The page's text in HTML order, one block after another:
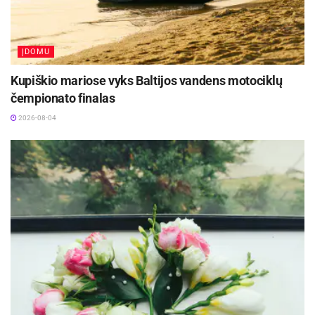
Aktualios naujienos
Festivalį „ConTempo“ Kaune uždarys sudėtingas
pasirodymas aštuonių metrų aukštyje ir piknikas
Santakoje
Lietuvos kino legenda režisierius Algimantas
Puipa ir kino režisierė Janina Lapinskaitė dar šią
vasarą svečiuosis Zarasuose
2026-08-04
Kartu su Google reklama
Jeigu norite, kad Jūsų reklama būtų efektyvi ne
tik ilgą laiko tarpą, tačiau taip pat padėtų
pamatyti realius rezultatus dabar – tokiu atveju
ĮDOMU
Kupiškio mariose vyks Baltijos vandens motociklų
čempionato finalas
2026-08-04